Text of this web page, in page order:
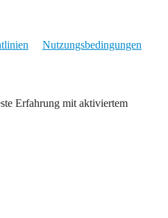
Nutzungsbedingungen
Erfahrung mit aktiviertem